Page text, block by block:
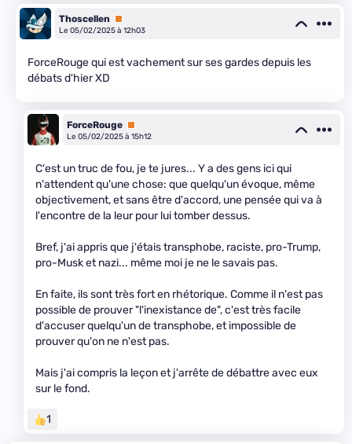
Thoscellen
Premium
Le 05/02/2025 à 12h03
ForceRouge qui est vachement sur ses gardes depuis les
débats d'hier XD
ForceRouge Premium
Le 05/02/2025 à 15h12
C'est un truc de fou, je te jures... Y a des gens ici qui
n'attendent qu'une chose: que quelqu'un évoque, même
objectivement, et sans être d'accord, une pensée qui va à
l'encontre de la leur pour lui tomber dessus.
Bref, j'ai appris que j'étais transphobe, raciste, pro-Trump,
pro-Musk et nazi... même moi je ne le savais pas.
En faite, ils sont très fort en rhétorique. Comme il n'est pas
possible de prouver "l'inexistance de", c'est très facile
d'accuser quelqu'un de transphobe, et impossible de
prouver qu'on ne n'est pas.
Mais j'ai compris la leçon et j'arrête de débattre avec eux
sur le fond.
1